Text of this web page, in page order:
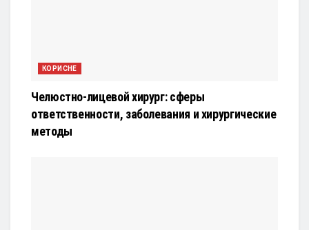
КОРИСНЕ
Челюстно-лицевой хирург: сферы
ответственности, заболевания и хирургические
методы